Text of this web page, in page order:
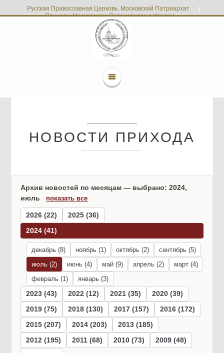
Русская Православная Церковь. Московский Патриархат
Приходы Московского Патриархата в Италии
НОВОСТИ ПРИХОДА
Архив новостей по месяцам — выбрано: 2024,
июль
показать все
2026 (22)
2025 (36)
2024 (41)
декабрь (8) ноябрь (1) октябрь (2)
сентябрь (5)
июль (2)
июнь (4) май (9) апрель (2)
март (4)
февраль (1)
январь (3)
2023 (43) 2022 (12) 2021 (35)
2020 (39)
2019 (75)
2018 (130) 2017 (157)
2016 (172)
2015 (207)
2014 (203)
2013 (185)
2012 (195)
2011 (68) 2010 (73)
2009 (48)